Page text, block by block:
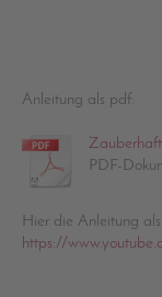
Anleitung als pdf:
PDF-
Hier die Anleitung
https://